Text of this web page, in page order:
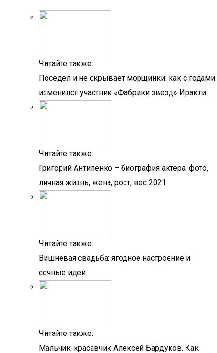
Читайте также:
Поседел и не скрывает морщинки: как с годами
изменился участник «Фабрики звезд» Иракли
Читайте также:
Григорий Антипенко – биография актера, фото,
личная жизнь, жена, рост, вес 2021
Читайте также:
Вишневая свадьба: ягодное настроение и
сочные идеи
Читайте также:
Мальчик-красавчик Алексей Бардуков. Как